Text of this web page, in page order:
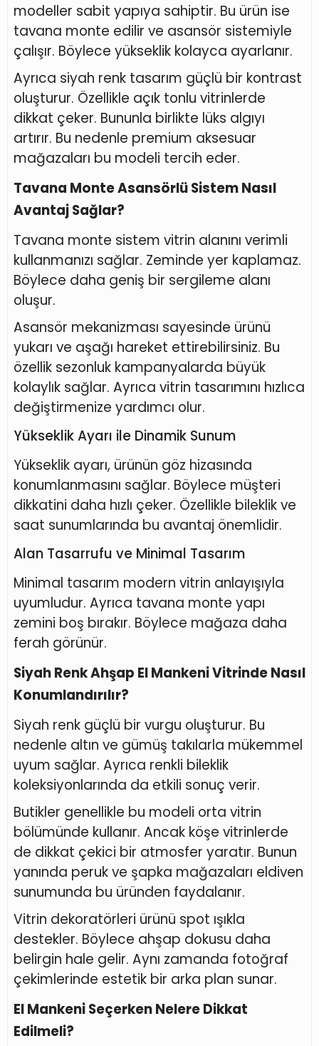
modeller sabit yapıya sahiptir. Bu ürün ise
tavana monte edilir ve asansör sistemiyle
çalışır. Böylece yükseklik kolayca ayarlanır.
Ayrıca siyah renk tasarım güçlü bir kontrast
oluşturur. Özellikle açık tonlu vitrinlerde
dikkat çeker. Bununla birlikte lüks algıyı
artırır. Bu nedenle premium aksesuar
mağazaları bu modeli tercih eder.
Tavana Monte Asansörlü Sistem Nasıl
Avantaj Sağlar?
Tavana monte sistem vitrin alanını verimli
kullanmanızı sağlar. Zeminde yer kaplamaz.
Böylece daha geniş bir sergileme alanı
oluşur.
Asansör mekanizması sayesinde ürünü
yukarı ve aşağı hareket ettirebilirsiniz. Bu
özellik sezonluk kampanyalarda büyük
kolaylık sağlar. Ayrıca vitrin tasarımını hızlıca
değiştirmenize yardımcı olur.
Yükseklik Ayarı ile Dinamik Sunum
Yükseklik ayarı, ürünün göz hizasında
konumlanmasını sağlar. Böylece müşteri
dikkatini daha hızlı çeker. Özellikle bileklik ve
saat sunumlarında bu avantaj önemlidir.
Alan Tasarrufu ve Minimal Tasarım
Minimal tasarım modern vitrin anlayışıyla
uyumludur. Ayrıca tavana monte yapı
zemini boş bırakır. Böylece mağaza daha
ferah görünür.
Siyah Renk Ahşap El Mankeni Vitrinde Nasıl
Konumlandırılır?
Siyah renk güçlü bir vurgu oluşturur. Bu
nedenle altın ve gümüş takılarla mükemmel
uyum sağlar. Ayrıca renkli bileklik
koleksiyonlarında da etkili sonuç verir.
Butikler genellikle bu modeli orta vitrin
bölümünde kullanır. Ancak köşe vitrinlerde
de dikkat çekici bir atmosfer yaratır. Bunun
yanında peruk ve şapka mağazaları eldiven
sunumunda bu üründen faydalanır.
Vitrin dekoratörleri ürünü spot ışıkla
destekler. Böylece ahşap dokusu daha
belirgin hale gelir. Aynı zamanda fotoğraf
çekimlerinde estetik bir arka plan sunar.
El Mankeni Seçerken Nelere Dikkat
Edilmeli?